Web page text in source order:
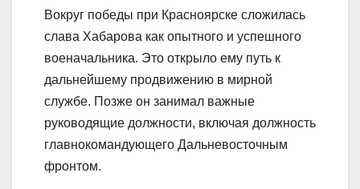
Вокруг победы при Красноярске сложилась
слава Хабарова как опытного и успешного
военачальника. Это открыло ему путь к
дальнейшему продвижению в мирной
службе. Позже он занимал важные
руководящие должности, включая должность
главнокомандующего Дальневосточным
фронтом.